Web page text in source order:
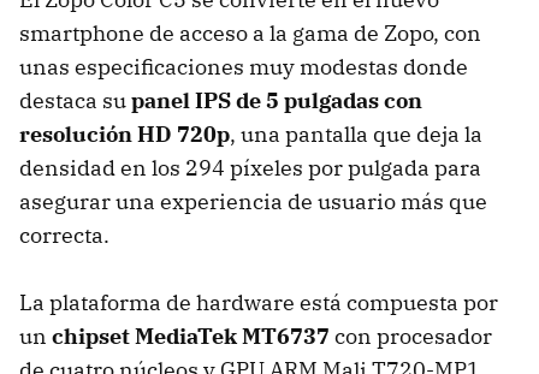
smartphone de acceso a la gama de Zopo, con
unas especificaciones muy modestas donde
destaca supanel IPS de 5 pulgadas con
resolución HD 720p, una pantalla que deja la
densidad en los 294 píxeles por pulgada para
asegurar una experiencia de usuario más que
correcta.
La plataforma de hardware está compuesta por
un chipset MediaTek MT6737 con procesador